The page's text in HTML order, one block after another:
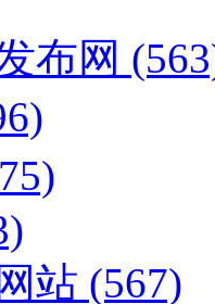
布网
站 (567)